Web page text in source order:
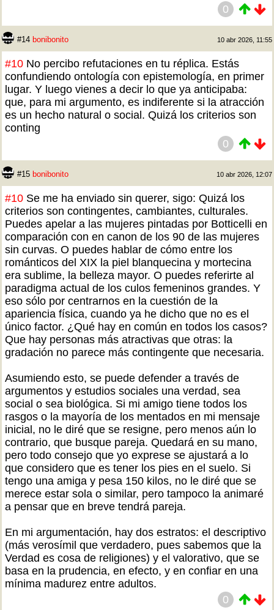
0
#14 bonibonito 10 abr 2026, 11:55
#10 No percibo refutaciones en tu réplica. Estás
confundiendo ontología con epistemología, en primer
lugar. Y luego vienes a decir lo que ya anticipaba:
que, para mi argumento, es indiferente si la atracción
es un hecho natural o social. Quizá los criterios son
conting
0
#15 bonibonito 10 abr 2026, 12:07
#10 Se me ha enviado sin querer, sigo: Quizá los
criterios son contingentes, cambiantes, culturales.
Puedes apelar a las mujeres pintadas por Botticelli en
comparación con en canon de los 90 de las mujeres
sin curvas. O puedes hablar de cómo entre los
románticos del XIX la piel blanquecina y mortecina
era sublime, la belleza mayor. O puedes referirte al
paradigma actual de los culos femeninos grandes. Y
eso sólo por centrarnos en la cuestión de la
apariencia física, cuando ya he dicho que no es el
único factor. ¿Qué hay en común en todos los casos?
Que hay personas más atractivas que otras: la
gradación no parece más contingente que necesaria.
Asumiendo esto, se puede defender a través de
argumentos y estudios sociales una verdad, sea
social o sea biológica. Si mi amigo tiene todos los
rasgos o la mayoría de los mentados en mi mensaje
inicial, no le diré que se resigne, pero menos aún lo
contrario, que busque pareja. Quedará en su mano,
pero todo consejo que yo exprese se ajustará a lo
que considero que es tener los pies en el suelo. Si
tengo una amiga y pesa 150 kilos, no le diré que se
merece estar sola o similar, pero tampoco la animaré
a pensar que en breve tendrá pareja.
En mi argumentación, hay dos estratos: el descriptivo
(más verosímil que verdadero, pues sabemos que la
Verdad es cosa de religiones) y el valorativo, que se
basa en la prudencia, en efecto, y en confiar en una
mínima madurez entre adultos.
0